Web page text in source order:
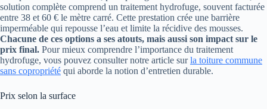
solution complète comprend un traitement hydrofuge, souvent facturée
entre 38 et 60 € le mètre carré. Cette prestation crée une barrière
imperméable qui repousse l’eau et limite la récidive des mousses.
Chacune de ces options a ses atouts, mais aussi son impact sur le
prix final. Pour mieux comprendre l’importance du traitement
hydrofuge, vous pouvez consulter notre article surla toiture commune
sans copropriété qui aborde la notion d’entretien durable.
Prix selon la surface